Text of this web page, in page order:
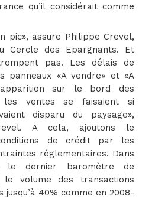
qu’il considérait comme
pic», assure Philippe Crevel,
Cercle des Epargnants. Et
pas. Les délais de
panneaux «A vendre» et «A
sur le bord des
les ventes se faisaient si
disparu du paysage»,
A cela, ajoutons le
de crédit par les
réglementaires. Dans
le dernier baromètre de
le volume des transactions
40% comme en 2008-